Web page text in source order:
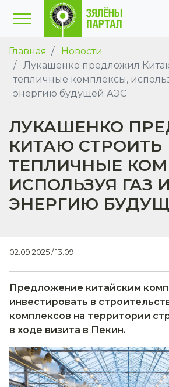
Главная
Новости
Лукашенко предложил
тепличные комплексы,
энергию будущей АЭС
ЛУКАШЕНКО
КИТАЮ СТРОИТЬ
ТЕПЛИЧНЫЕ
ИСПОЛЬЗУЯ ГАЗ И
ЭНЕРГИЮ
02.09.2025 / 13:09
Предложение китайским
инвестировать в
комплексов на территории
в ходе визита в Пекин.